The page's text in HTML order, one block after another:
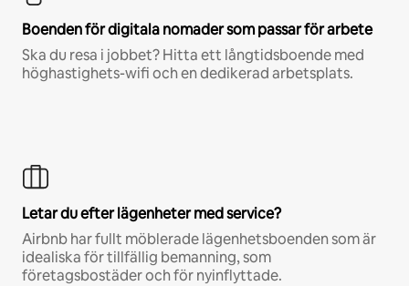
Boenden för digitala nomader som passar för arbete
Ska du resa i jobbet? Hitta ett långtidsboende med
höghastighets-wifi och en dedikerad arbetsplats.
Letar du efter lägenheter med service?
Airbnb har fullt möblerade lägenhetsboenden som är
idealiska för tillfällig bemanning, som
företagsbostäder och för nyinflyttade.